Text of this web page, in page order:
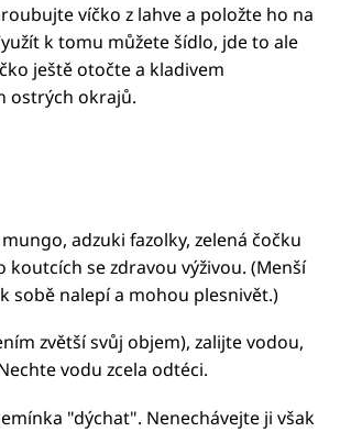
víčko z lahve a položte ho na
k tomu můžete šídlo, jde to ale
ještě otočte a kladivem
ostrých okrajů.
adzuki fazolky, zelená čočku
koutcích se zdravou výživou. (Menší
sobě nalepí a mohou plesnivět.)
zvětší svůj objem), zalijte vodou,
vodu zcela odtéci.
"dýchat". Nenechávejte ji však